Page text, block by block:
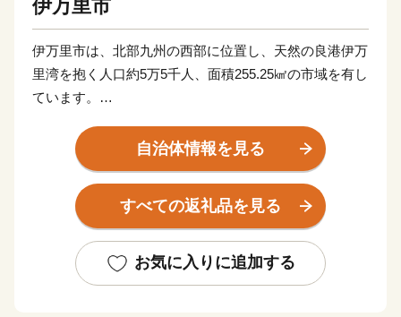
伊万里市
伊万里市は、北部九州の西部に位置し、天然の良港伊万
里湾を抱く人口約5万5千人、面積255.25㎢の市域を有し
ています。
古伊万里や石炭の積出港として栄え、「古伊万里文化」
の香りが漂う焼き物などを市内の随所で見ることができ
る風光明媚なまちです。
かく、とろけるほどの美味しさです。由緒ある枝肉共励
会で多くの賞に輝くなど、伊万里を代表する特産物で
自治体情報を見る
すべての返礼品を見る
お気に入りに追加する